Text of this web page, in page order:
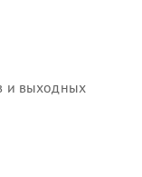
и выходных